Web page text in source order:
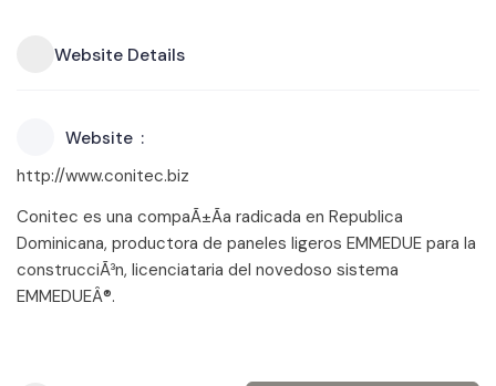
Website Details
Website
http://www.conitec.biz
Conitec es una compaÃ±Ã­a radicada en Republica
Dominicana, productora de paneles ligeros EMMEDUE para la
construcciÃ³n, licenciataria del novedoso sistema
EMMEDUEÂ®.